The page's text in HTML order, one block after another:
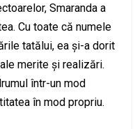
Smaranda a
Cu toate că numele
tatălui, ea și-a dorit
merite și realizări.
într-un mod
în mod propriu.